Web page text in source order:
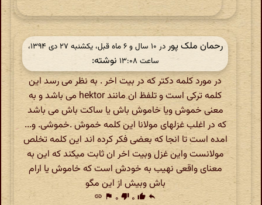
رحمان ملک پور
در ‫۱۰ سال و ۶ ماه قبل، یکشنبه ۲۷ دی ۱۳۹۴،
ساعت ۱۳:۰۸
نوشته:
در مورد کلمه دکتر که در بیت اخر . به نظر می رسد این
کلمه ترکی است و تلفظ ان مانند hektor می باشد و به
معنی خموش ویا خاموش باش یا ساکت باش می باشد
که در اغلب غزلهای مولانا این کلمه خموش .خموشی. و...
امده است تا انجا که بعضی فکر کرده اند این کلمه تخلص
مولانست واین غزل وبیت اخر ان ثابت میکند که این به
معنای واقعی نهیب به خودش است که خاموش یا ارام
باش وبیش از این مگو
reply
thumb_up ۰ thumb_down ۰ flag
link